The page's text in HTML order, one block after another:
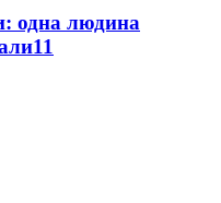
одна людина
11